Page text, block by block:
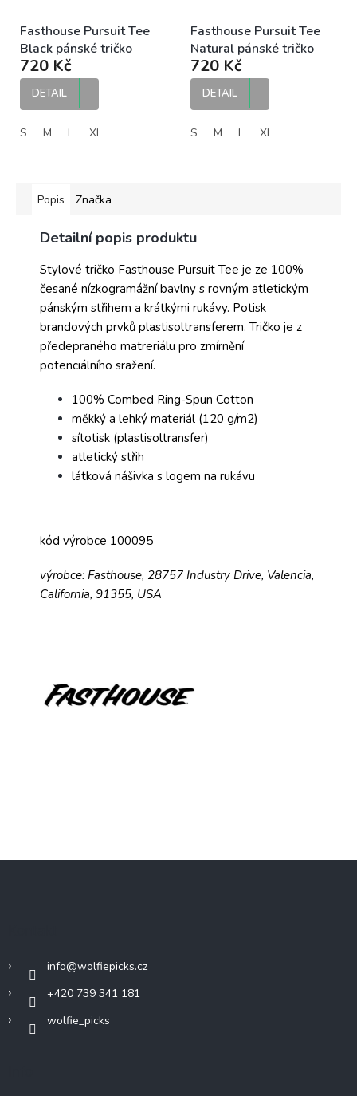
Fasthouse Pursuit Tee
Black pánské tričko
720 Kč
DETAIL
S M L XL
Fasthouse Pursuit Tee
Natural pánské tričko
720 Kč
DETAIL
S M L XL
Popis Značka
Detailní popis produktu
Stylové tričko Fasthouse Pursuit Tee je ze 100%
česané nízkogramážní bavlny s rovným atletickým
pánským střihem a krátkými rukávy. Potisk
brandových prvků plastisoltransferem. Tričko je z
předepraného matreriálu pro zmírnění
potenciálního sražení.
100% Combed Ring-Spun Cotton
měkký a lehký materiál (120 g/m2)
sítotisk (plastisoltransfer)
atletický střih
látková nášivka s logem na rukávu
kód výrobce 100095
výrobce: Fasthouse, 28757 Industry Drive, Valencia,
California, 91355, USA
info@wolfiepicks.cz
+420 739 341 181
wolfie_picks